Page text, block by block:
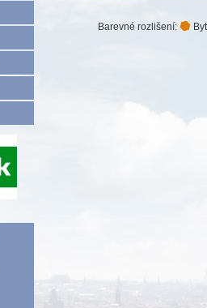
Barevné rozlišení: